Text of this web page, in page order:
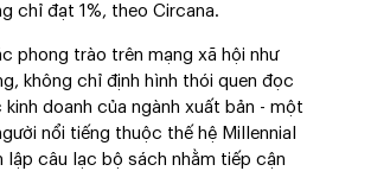
chỉ đạt 1%, theo Circana.
phong trào trên mạng xã hội như
không chỉ định hình thói quen đọc
doanh của ngành xuất bản - một
nổi tiếng thuộc thế hệ Millennial
lập câu lạc bộ sách nhằm tiếp cận